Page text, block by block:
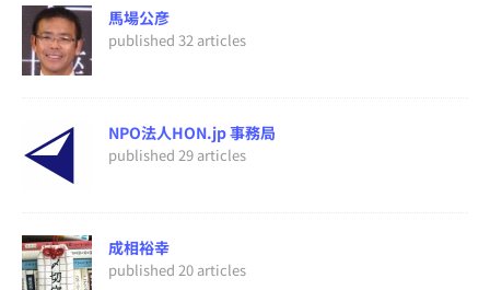
馬場公彦
published 32 articles
NPO法人HON.jp 事務局
published 29 articles
成相裕幸
published 20 articles